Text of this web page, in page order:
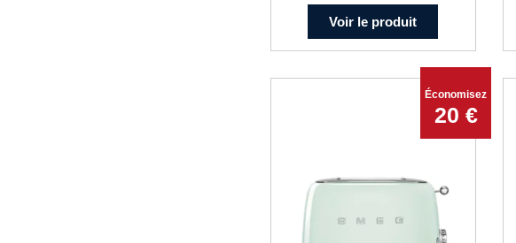
Voir le produit
Économisez
20 €